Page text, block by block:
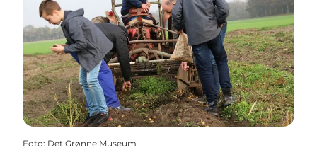
Foto: Det Grønne Museum